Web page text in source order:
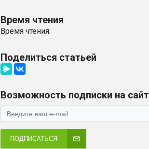
Время чтения
Время чтения:
Поделиться статьей
Возможность подписки на сайт
ПОДПИСАТЬСЯ